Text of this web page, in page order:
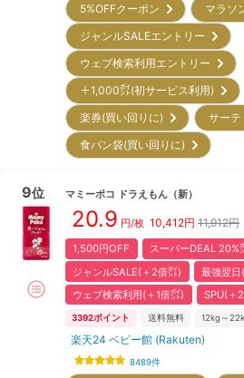
5%OFFクーポン
マラソ
ジャンルSALEエントリー
ウェブ検索利用エントリー
＋1,000㌽(初サービス利用)
楽券(買い回りに)
サー
食パン袋(買い回りに)
9位 マミーポコ ドラえもん （新）
20.9 円/枚 10,412円 11,912円
1,500円OFF スーパーDEAL 20%
ジャンルSALE(＋2倍㌽)
最強翌日
ウェブ検索利用(＋1倍㌽)
SPU(＋
3392ポイント 送料無料 12kg～
楽天24 ベビー館 (Rakuten)
8489件